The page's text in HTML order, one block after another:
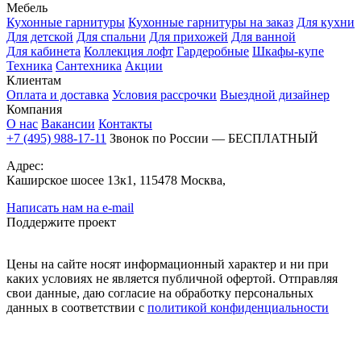
Мебель
Кухонные гарнитуры Кухонные гарнитуры на заказ Для кухни
Для детской Для спальни Для прихожей Для ванной
Для кабинета Коллекция лофт Гардеробные Шкафы-купе
Техника Сантехника Акции
Клиентам
Оплата и доставка Условия рассрочки Выездной дизайнер
Компания
О нас Вакансии Контакты
+7 (495) 988-17-11 Звонок по России — БЕСПЛАТНЫЙ
Адрес:
Каширское шосее 13к1, 115478 Москва,
Написать нам на e-mail
Поддержите проект
Цены на сайте носят информационный характер и ни при
каких условиях не является публичной офертой. Отправляя
свои данные, даю согласие на обработку персональных
данных в соответствии с политикой конфиденциальности